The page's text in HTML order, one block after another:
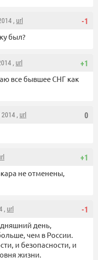
-1
, url
был?
+1
, url
все бывшее СНГ как
0
, url
+1
не отменены,
-1
, url
день,
чем в России.
и безопасности, и
жизни.